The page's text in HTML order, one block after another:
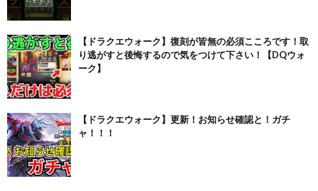
【ドラクエウォーク】復刻が皆無の必須こころです！取
り逃がすと後悔するので気をつけて下さい！【DQウォ
ーク】
【ドラクエウォーク】更新！お知らせ確認と！ガチ
ャ！！！